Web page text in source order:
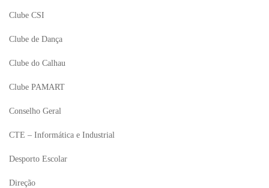
Clube CSI
Clube de Dança
Clube do Calhau
Clube PAMART
Conselho Geral
CTE – Informática e Industrial
Desporto Escolar
Direção